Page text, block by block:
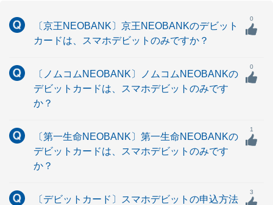
〔京王NEOBANK〕京王NEOBANKのデビット
カードは、スマホデビットのみですか？
0
〔ノムコムNEOBANK〕ノムコムNEOBANKの
デビットカードは、スマホデビットのみです
か？
0
〔第一生命NEOBANK〕第一生命NEOBANKの
デビットカードは、スマホデビットのみです
か？
1
〔デビットカード〕スマホデビットの申込方法
3